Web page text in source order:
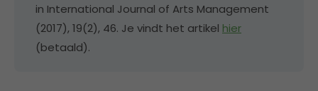
in International Journal of Arts Management
(2017), 19(2), 46. Je vindt het artikel hier
(betaald).